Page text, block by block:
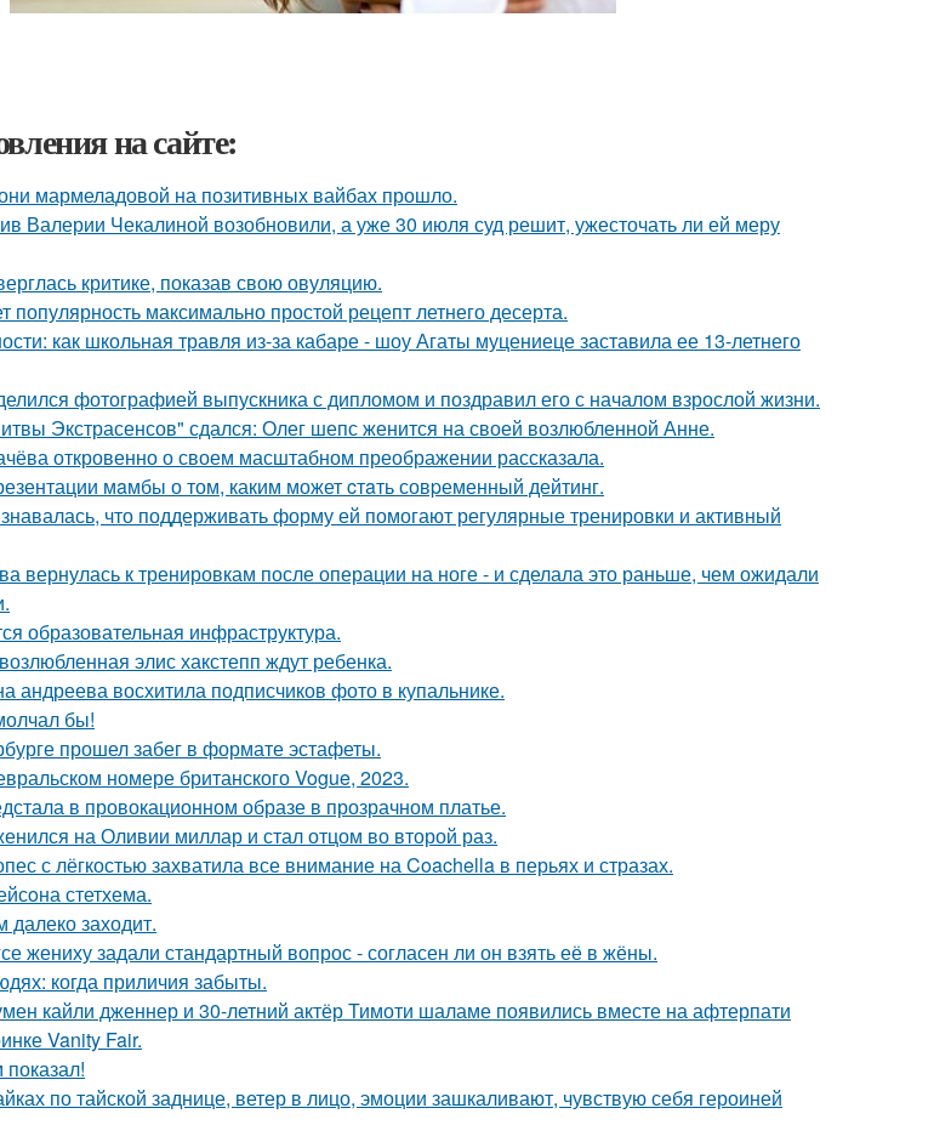
на сайте:
мармеладовой на позитивных вайбах прошло.
Валерии Чекалиной возобновили, а уже 30 июля суд решит, ужесточать ли ей меру
критике, показав свою овуляцию.
популярность максимально простой рецепт летнего десерта.
как школьная травля из-за кабаре - шоу Агаты муцениеце заставила ее 13-летнего
фотографией выпускника с дипломом и поздравил его с началом взрослой жизни.
Экстрасенсов" сдался: Олег шепс женится на своей возлюбленной Анне.
откровенно о своем масштабном преображении рассказала.
мaмбы о том, каким может cтaть совpеменный дейтинг.
что поддерживать форму ей помогают регулярные тренировки и активный
вернулась к тренировкам после операции на ноге - и сделала это раньше, чем ожидали
образовательная инфраструктура.
элис хакстепп ждут ребенка.
андреева восхитила подписчиков фото в купальнике.
бы!
прошел забег в формате эстафеты.
номере британского Vogue, 2023.
в провокационном образе в прозрачном платье.
на Оливии миллар и стал отцом во второй раз.
с лёгкостью захватила все внимание на Coachella в перьях и стразах.
стетхема.
далеко заходит.
жениху задали стандартный вопрос - согласен ли он взять её в жёны.
когда приличия забыты.
кайли дженнер и 30-летний актёр Тимоти шаламе появились вместе на афтерпати
Vanity Fair.
по тайской заднице, ветер в лицо, эмоции зашкаливают, чувствую себя героиней